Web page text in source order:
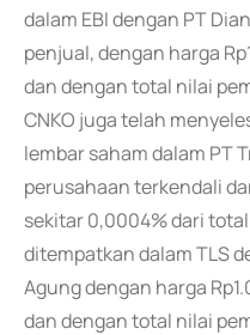
dalam EBI dengan PT
penjual, dengan harga
dan dengan total nilai
CNKO juga telah
lembar saham dalam PT
perusahaan terkendali
sekitar 0,0004% dari
ditempatkan dalam TLS
Agung dengan harga
dan dengan total nilai